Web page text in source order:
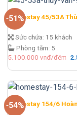
-51%
Homestay 45/53A
Sức chứa: 15 khách
Phòng tắm: 5
5.100.000vnđ/đêm
là:
-54%
Homestay 154/6